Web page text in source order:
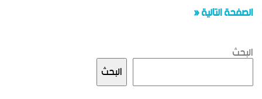
الصفحة التالية «
البحث
البحث